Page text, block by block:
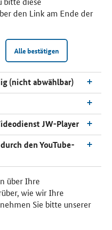
n
den Link am Ende der
Alle bestätigen
(nicht abwählbar)
JW-Player
den YouTube-
über Ihre
wie wir Ihre
Sie bitte unserer